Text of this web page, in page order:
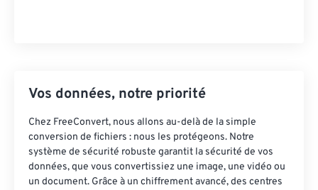
Vos données, notre priorité
Chez FreeConvert, nous allons au-delà de la simple
conversion de fichiers : nous les protégeons. Notre
système de sécurité robuste garantit la sécurité de vos
données, que vous convertissiez une image, une vidéo ou
un document. Grâce à un chiffrement avancé, des centres